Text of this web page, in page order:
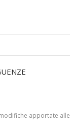
modifiche apportate alle